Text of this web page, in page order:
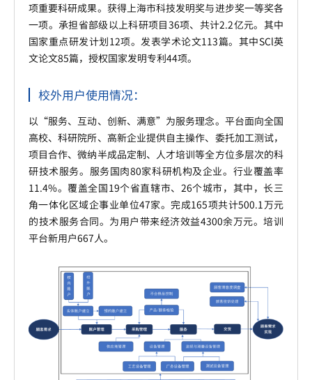
项重要科研成果。获得上海市科技发明奖与进步奖一等奖各
一项。承担省部级以上科研项目36项、共计2.2亿元。其中
国家重点研发计划12项。发表学术论文113篇。其中SCl英
文论文85篇，授权国家发明专利44项。
校外用户使用情况：
以“服务、互动、创新、满意”为服务理念。平台面向全国
高校、科研院所、高新企业提供自主操作、委托加工测试，
项目合作、微纳半成品定制、人才培训等全方位多层次的科
研技术服务。服务国肉80家科研机构及企业。行业覆盖率
11.4%。覆盖全国19个省直辖市、26个城市，其中，长三
角一体化区域企事业单位47家。完成165项共计500.1万元
的技术服务合同。为用户带来经济效益4300余万元。培训
平台新用户667人。